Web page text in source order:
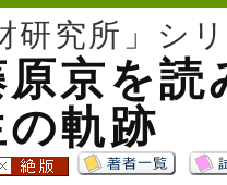
研究所」シ
原京を
の軌跡